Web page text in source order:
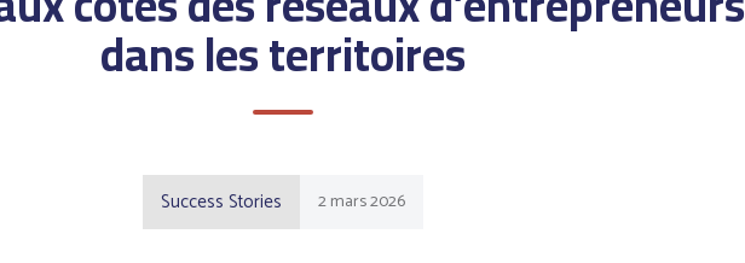
dans les territoires
Success Stories 2mars2026